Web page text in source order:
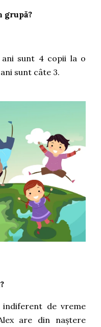
grupă?
ani sunt 4 copii la o
sunt câte 3.
de vreme
are din naștere